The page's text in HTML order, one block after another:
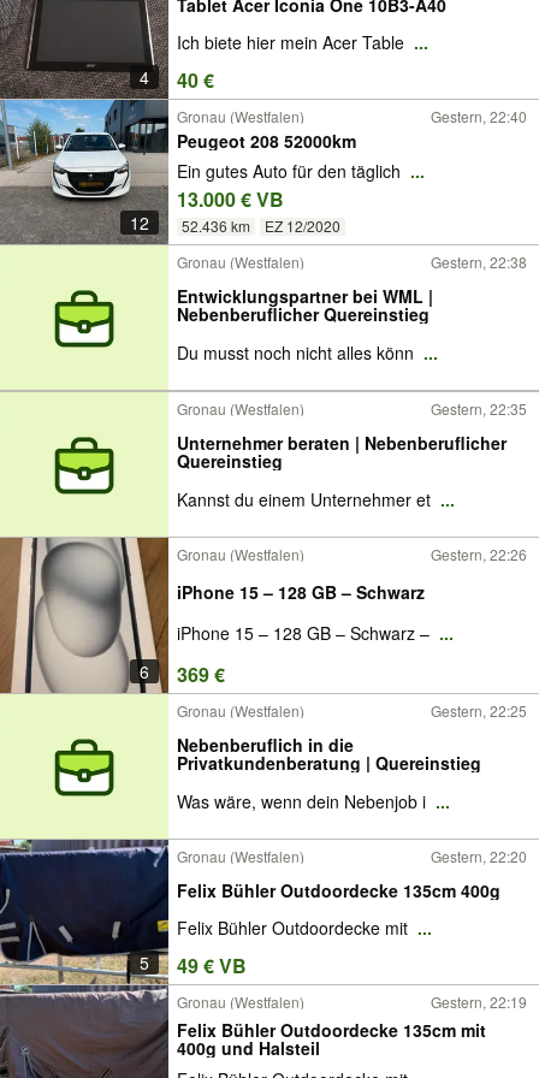
4
Ich biete hier mein Acer Table ...
40 €
12
Gronau (Westfalen) Gestern, 22:40
Peugeot 208 52000km
Ein gutes Auto für den täglich ...
13.000 € VB
52.436 km
EZ 12/2020
Gronau (Westfalen)
Gestern, 22:38
Entwicklungspartner bei WML |
Nebenberuflicher Quereinstieg
Du musst noch nicht alles könn ...
Gronau (Westfalen) Gestern, 22:35
Unternehmer beraten | Nebenberuflicher
Quereinstieg
Kannst du einem Unternehmer et ...
6
Gronau (Westfalen) Gestern, 22:26
iPhone 15 – 128 GB – Schwarz
iPhone 15 – 128 GB – Schwarz – ...
369 €
Gronau (Westfalen) Gestern, 22:25
Nebenberuflich in die
Privatkundenberatung | Quereinstieg
Was wäre, wenn dein Nebenjob i ...
5
Gronau (Westfalen) Gestern, 22:20
Felix Bühler Outdoordecke 135cm 400g
Felix Bühler Outdoordecke mit ...
49 € VB
Gronau (Westfalen) Gestern, 22:19
Felix Bühler Outdoordecke 135cm mit
400g und Halsteil